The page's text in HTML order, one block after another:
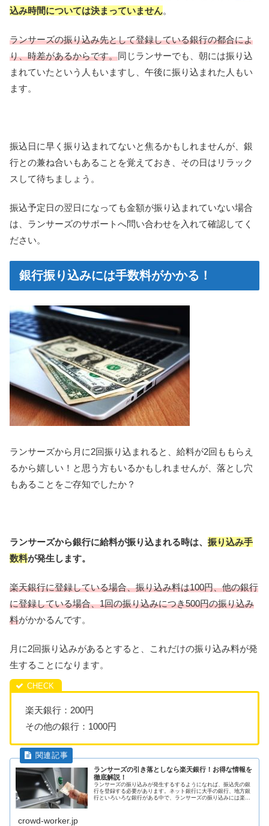
込み時間については決まっていません。
ランサーズの振り込み先として登録している銀行の都合によ
り、時差があるからです。同じランサーでも、朝には振り込
まれていたという人もいますし、午後に振り込まれた人もい
ます。
振込日に早く振り込まれてないと焦るかもしれませんが、銀
行との兼ね合いもあることを覚えておき、その日はリラック
スして待ちましょう。
振込予定日の翌日になっても金額が振り込まれていない場合
は、ランサーズのサポートへ問い合わせを入れて確認してく
ださい。
銀行振り込みには手数料がかかる！
ランサーズから月に2回振り込まれると、給料が2回ももらえ
るから嬉しい！と思う方もいるかもしれませんが、落とし穴
もあることをご存知でしたか？
ランサーズから銀行に給料が振り込まれる時は、 振り込み手
数料が発生します。
楽天銀行に登録している場合、振り込み料は100円、他の銀行
に登録している場合、1回の振り込みにつき500円の振り込み
料がかかるんです。
月に2回振り込みがあるとすると、これだけの振り込み料が発
生することになります。
楽天銀行：200円
その他の銀行：1000円
ランサーズの引き落としなら楽天銀行！お得な情報を
徹底解説！
ランサーズの振り込みが発生するするようになれば、振込先の銀
行を登録する必要があります。ネット銀行に大手の銀行、地方銀
行といろいろな銀行がある中で、ランサーズの振り込みには楽天
crowd-worker.jp